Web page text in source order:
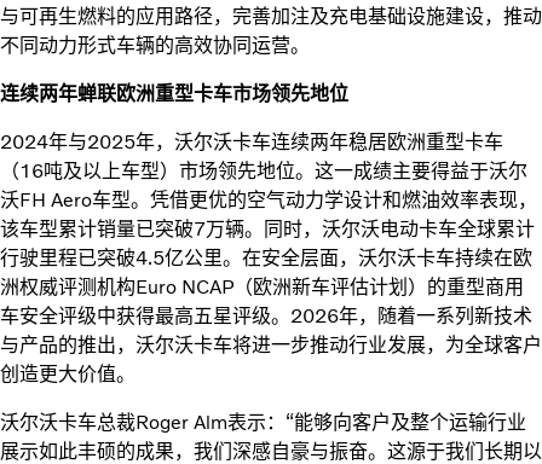
与可再生燃料的应用路径，完善加注及充电基础设施建设，推动
不同动力形式车辆的高效协同运营。
连续两年蝉联欧洲重型卡车市场领先地位
2024年与2025年，沃尔沃卡车连续两年稳居欧洲重型卡车
（16吨及以上车型）市场领先地位。这一成绩主要得益于沃尔
沃FH Aero车型。凭借更优的空气动力学设计和燃油效率表现，
该车型累计销量已突破7万辆。同时，沃尔沃电动卡车全球累计
行驶里程已突破4.5亿公里。在安全层面，沃尔沃卡车持续在欧
洲权威评测机构Euro NCAP（欧洲新车评估计划）的重型商用
车安全评级中获得最高五星评级。2026年，随着一系列新技术
与产品的推出，沃尔沃卡车将进一步推动行业发展，为全球客户
创造更大价值。
沃尔沃卡车总裁Roger Alm表示：“能够向客户及整个运输行业
展示如此丰硕的成果，我们深感自豪与振奋。这源于我们长期以